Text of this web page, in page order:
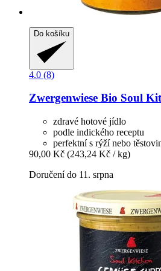
Do košíku
4.0 (8)
Zwergenwiese Bio Soul
zdravé hotové jídlo
podle indického receptu
perfektní s rýží nebo
90,00 Kč (243,24 Kč / kg)
Doručení do 11. srpna